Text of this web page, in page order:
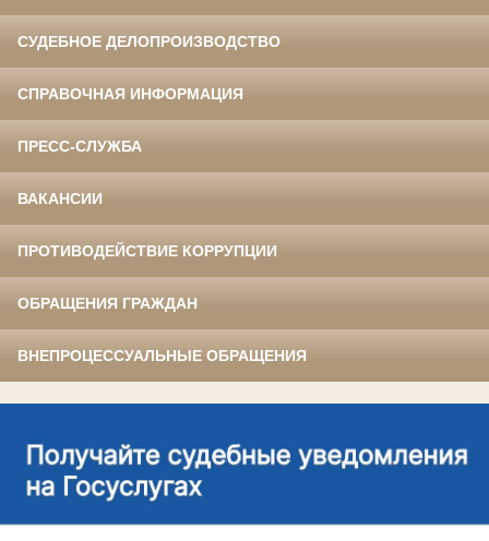
СУДЕБНОЕ ДЕЛОПРОИЗВОДСТВО
СПРАВОЧНАЯ ИНФОРМАЦИЯ
ПРЕСС-СЛУЖБА
ВАКАНСИИ
ПРОТИВОДЕЙСТВИЕ КОРРУПЦИИ
ОБРАЩЕНИЯ ГРАЖДАН
ВНЕПРОЦЕССУАЛЬНЫЕ ОБРАЩЕНИЯ